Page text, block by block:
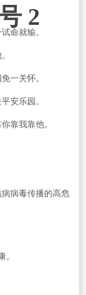
2
命就输。
一关怀。
安乐园。
靠我靠他。
病毒传播的高危
。